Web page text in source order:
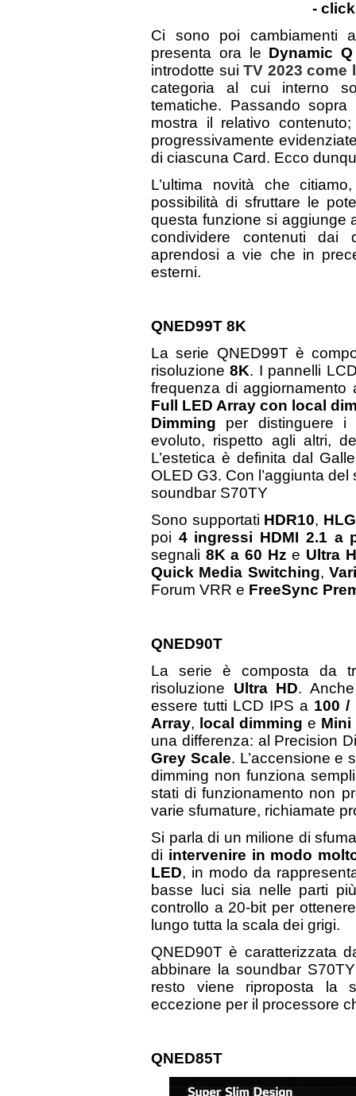
-
Ci sono poi cambiamenti
presenta ora le Dynamic
introdotte sui TV 2023 come
categoria al cui interno
tematiche. Passando
mostra il relativo
progressivamente
di ciascuna Card. Ecco
L’ultima novità che
possibilità di sfruttare le
questa funzione si aggiunge
condividere contenuti dai
aprendosi a vie che in
esterni.
QNED99T 8K
La serie QNED99T è
risoluzione8K. I pannelli
frequenza di
Full LED Array con local
Dimming per distinguere i
evoluto, rispetto agli altri,
L’estetica è definita dal
OLED G3. Con l’aggiunta
soundbar S70TY
Sono supportati HDR10, HLG
poi 4 ingressi HDMI 2.1 a
segnali 8K a 60 Hz e Ultra
Quick Media Switching,
Forum VRR e FreeSync
QNED90T
La serie è composta da
risoluzione Ultra HD.
essere tutti LCD IPS a 100 /
Array, local dimming e Mini
una differenza: al Precision
Grey Scale. L’accensione e
dimming non funziona
stati di funzionamento non
varie sfumature, richiamate
Si parla di un milione di
di intervenire in modo
LED, in modo da
basse luci sia nelle parti
controllo a 20-bit per
lungo tutta la scala dei grigi.
QNED90T è caratterizzata
abbinare la soundbar
resto viene riproposta la
eccezione per il processore
QNED85T